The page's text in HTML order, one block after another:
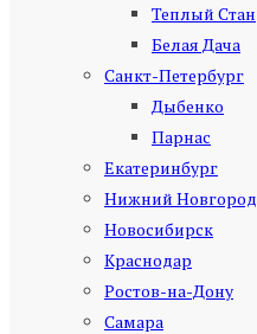
Теплый Стан
Белая Дача
Санкт-Петербург
Дыбенко
Парнас
Екатеринбург
Нижний Новгород
Новосибирск
Краснодар
Ростов-на-Дону
Самара